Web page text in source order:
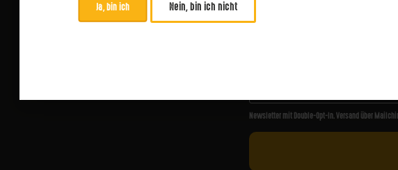
ABONNIERE UNSEREN
Newsletter mit Double-Opt-In. Versand über
Ja, bin ich Nein, bin ich nicht